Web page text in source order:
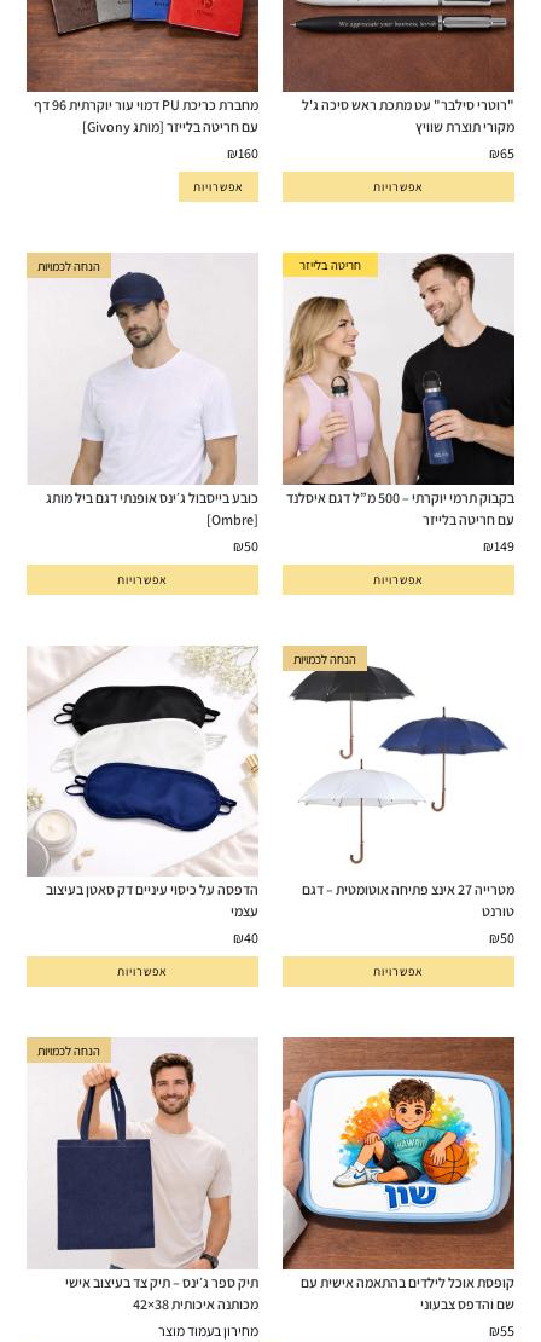
"רוטרי סילבר" עט מתכת ראש סיכה ג'ל
מקורי תוצרת שוויץ
₪65
אפשרויות
מחברת כריכת PU דמוי עור יוקרתית 96 דף
עם חריטה בלייזר [מותג Givony]
₪160
אפשרויות
חריטה בלייזר
בקבוק תרמי יוקרתי – 500 מ”ל דגם איסלנד
עם חריטה בלייזר
₪149
אפשרויות
הנחה לכמויות
כובע בייסבול ג׳ינס אופנתי דגם ביל מותג
[Ombre]
₪50
אפשרויות
הנחה לכמויות
מטרייה 27 אינצ פתיחה אוטומטית – דגם
טורנט
₪50
אפשרויות
הדפסה על כיסוי עיניים דק סאטן בעיצוב
עצמי
₪40
אפשרויות
קופסת אוכל לילדים בהתאמה אישית עם
שם והדפס צבעוני
₪55
הנחה לכמויות
תיק ספר ג׳ינס – תיק צד בעיצוב אישי
מכותנה איכותית 38×42
מחירון בעמוד מוצר